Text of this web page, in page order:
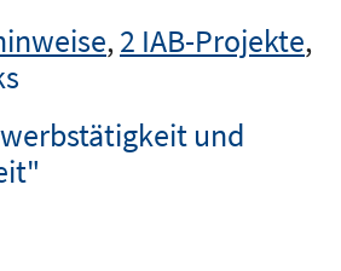
,2 IAB-Projekte,
und